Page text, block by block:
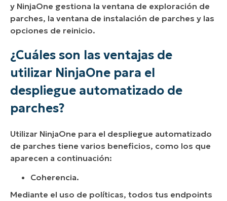
y NinjaOne gestiona la ventana de exploración de
parches, la ventana de instalación de parches y las
opciones de reinicio.
¿Cuáles son las ventajas de
utilizar NinjaOne para el
despliegue automatizado de
parches?
Utilizar NinjaOne para el despliegue automatizado
de parches tiene varios beneficios, como los que
aparecen a continuación:
Coherencia.
Mediante el uso de políticas, todos tus endpoints